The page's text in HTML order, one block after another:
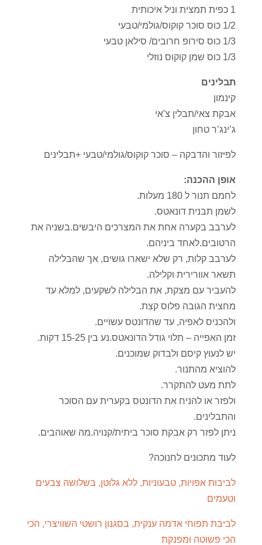
1 כפית תמצית וניל איכותית
1/2 כוס סוכר קוקוס/גולמי/טבעי
1/3 כוס סירופ חרובים/ סילאן טבעי
1/3 כוס שמן קוקוס נוזלי
תבלינים
קינמון
אבקת צאי/תבלין צ'אי
ג’ינג’ר טחון
לפיזור והדבקה – סוכר קוקוס/גולמי/טבעי +תבלינים
אופן ההכנה:
לחמם תנור ל 180 מעלות.
לשמן תבנית דונאטס.
לערבב בקערה אחת את המצרכים היבשים.בשניה את
הרטובים.לאחד ביניהם.
לערבב קלות, רק שלא ישארו גושים, אך שהבלילה
תשאר אוורירית וקלילה.
להעביר עם מצקת, את הבלילה לשקעים, למלא עד
מחצית הגובה פלוס קצת.
ולהכניס לאפיה, עד שהדונטס עשויים.
זמן האפייה – תלוי גודל הדונאטס.נע בין 15-25 דקות.
יש לנעוץ קיסם ולבדוק שמוכנים.
להוציא מהתנור.
לתת מעט להתקרר.
ולפזר או להניח את הדונטס בקערית עם הסוכר
והתבלינים.
ניתן לפזר רק אבקת סוכר ביתית/קנויה.מה שאוהבים.
לעוד מתכונים לחנוכה?
לביבות אפויות, טבעוניות, ללא גלוטן, בשלושה צבעים
וטעמים
לביבת תפוחי אדמה ענקית, בסגנון רושטי השוויצרי, הכי
הכי פשוטה ומפנקת